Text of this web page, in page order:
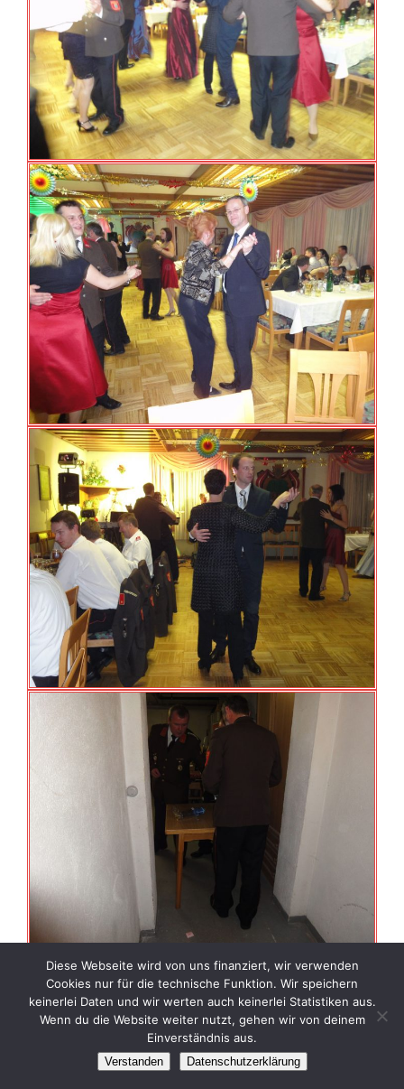
Diese Webseite wird von uns finanziert, wir verwenden
Cookies nur für die technische Funktion. Wir speichern
keinerlei Daten und wir werten auch keinerlei Statistiken aus.
Wenn du die Website weiter nutzt, gehen wir von deinem
Einverständnis aus.
Verstanden Datenschutzerklärung